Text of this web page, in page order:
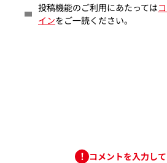
投稿機能のご利用にあたっては
インをご一読ください。
コメントを入力し